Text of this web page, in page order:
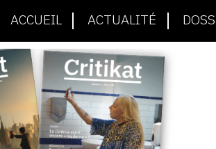
ACCUEIL ACTUALITÉ